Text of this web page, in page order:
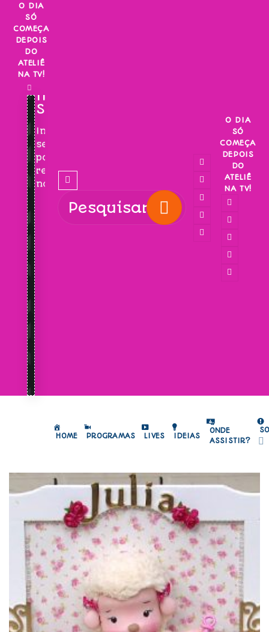
Skip
content
O DIA
SÓ
COMEÇA
DEPOIS
DO
ATELIÊ
NA TV!
INSCREVA-
SE!
Inscreva-
se
para
receber
novidades!
O DIA
SÓ
COMEÇA
DEPOIS
DO
ATELIÊ
NA TV!
HOME PROGRAMAS LIVES IDEIAS
ONDE
ASSISTIR?